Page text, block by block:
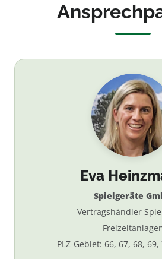
Eva
Spielgeräte
Vertragshändler
PLZ-Gebiet: 66, 67, 68,